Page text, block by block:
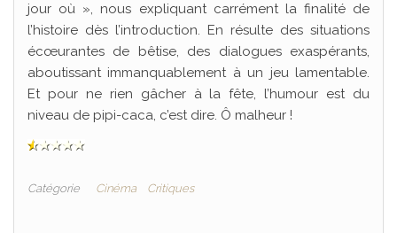
jour où », nous expliquant carrément la finalité de
l’histoire dès l’introduction. En résulte des situations
écœurantes de bêtise, des dialogues exaspérants,
aboutissant immanquablement à un jeu lamentable.
Et pour ne rien gâcher à la fête, l’humour est du
niveau de pipi-caca, c’est dire. Ô malheur !
Catégorie Cinéma Critiques